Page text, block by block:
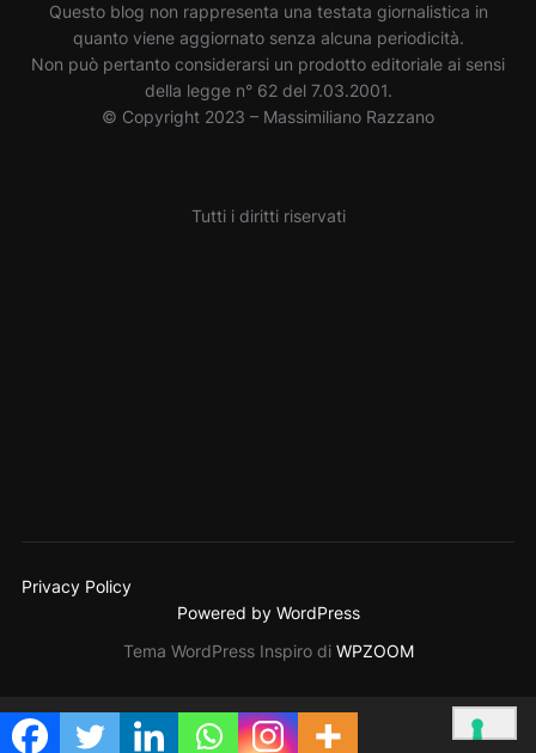
Questo blog non rappresenta una testata giornalistica in
quanto viene aggiornato senza alcuna periodicità.
Non può pertanto considerarsi un prodotto editoriale ai sensi
della legge n° 62 del 7.03.2001.
© Copyright 2023 – Massimiliano Razzano
Tutti i diritti riservati
Privacy Policy
Powered by WordPress
Tema WordPress Inspiro di WPZOOM